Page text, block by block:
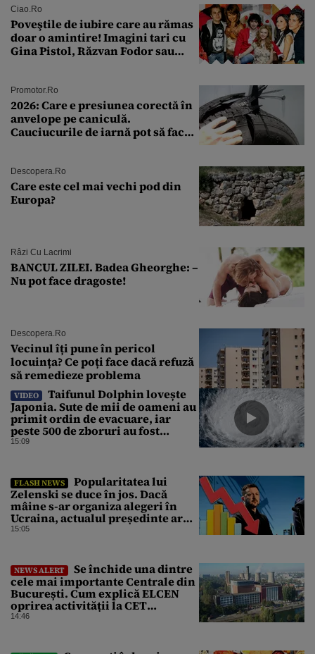
Ciao.ro
Poveştile de iubire care au rămas
doar o amintire! Imagini tari cu
Gina Pistol, Răzvan Fodor sau
Promotor.ro
2026: Care e presiunea corectă în
anvelope pe caniculă.
Cauciucurile de iarnă pot să facă
Descopera.ro
Care este cel mai vechi pod din
Europa?
Râzi Cu Lacrimi
BANCUL ZILEI. Badea Gheorghe: –
Nu pot face dragoste!
Descopera.ro
Vecinul îți pune în pericol
locuința? Ce poți face dacă refuză
să remedieze problema
VIDEO
Taifunul Dolphin lovește
Japonia. Sute de mii de oameni au
primit ordin de evacuare, iar
peste 500 de zboruri au fost
anulate
15:09
FLASH NEWS
Popularitatea lui
Zelenski se duce în jos. Dacă
mâine s-ar organiza alegeri în
Ucraina, actualul președinte ar
pierde categoric în turul al doilea
15:05
NEWS ALERT
Se închide una dintre
cele mai importante Centrale din
București. Cum explică ELCEN
oprirea activității la CET
Grozăvești
14:46